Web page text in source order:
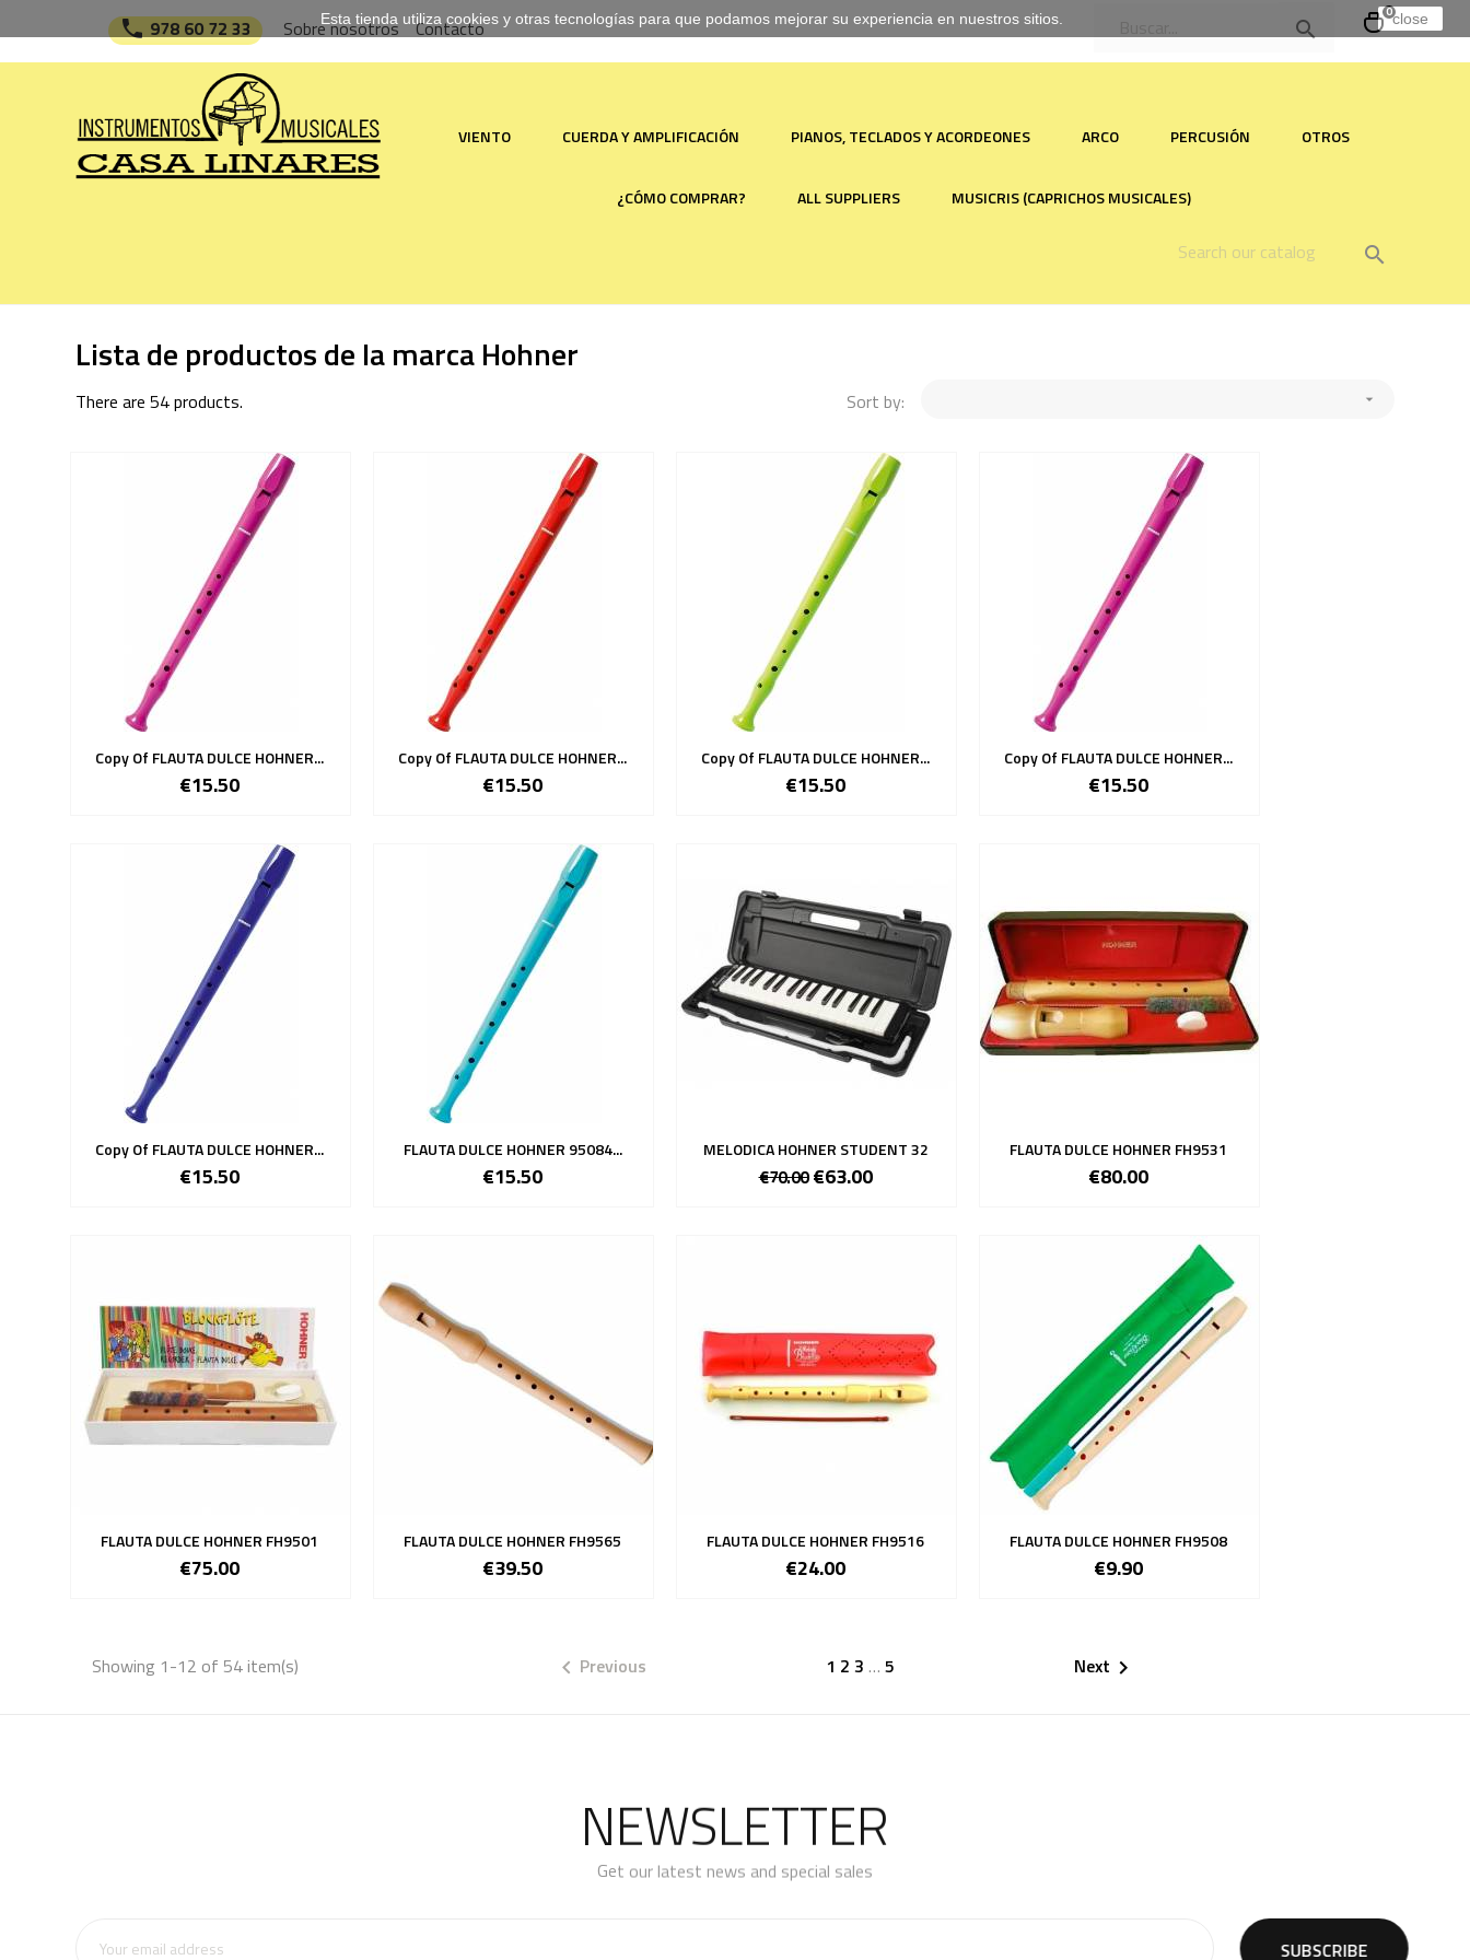
 978 60 72 33 Sobre nosotros Contacto 
0
VIENTO CUERDA Y AMPLIFICACIÓN PIANOS, TECLADOS Y ACORDEONES ARCO PERCUSIÓN OTROS
¿CÓMO COMPRAR? ALL SUPPLIERS MUSICRIS (CAPRICHOS MUSICALES)

Lista de productos de la marca Hohner
There are 54 products. Sort by: 
Copy Of FLAUTA DULCE HOHNER...
€15.50
Copy Of FLAUTA DULCE HOHNER...
€15.50
Copy Of FLAUTA DULCE HOHNER...
€15.50
Copy Of FLAUTA DULCE HOHNER...
€15.50
Copy Of FLAUTA DULCE HOHNER...
€15.50
FLAUTA DULCE HOHNER 95084...
€15.50
MELODICA HOHNER STUDENT 32
€70.00 €63.00
FLAUTA DULCE HOHNER FH9531
€80.00
FLAUTA DULCE HOHNER FH9501
€75.00
FLAUTA DULCE HOHNER FH9565
€39.50
FLAUTA DULCE HOHNER FH9516
€24.00
FLAUTA DULCE HOHNER FH9508
€9.90
Showing 1-12 of 54 item(s)  Previous 1 2 3 … 5 Next 
NEWSLETTER
Get our latest news and special sales
Esta tienda utiliza cookies y otras tecnologías para que podamos mejorar su experiencia en nuestros sitios. close